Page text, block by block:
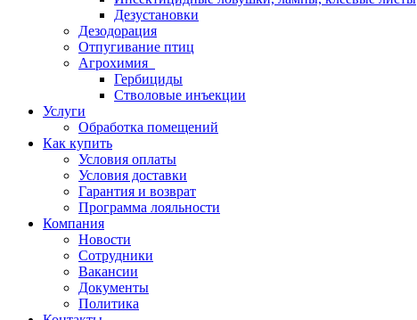
Дезустановки
Дезодорация
Отпугивание птиц
Агрохимия
Гербициды
Стволовые инъекции
Услуги
Обработка помещений
Как купить
Условия оплаты
Условия доставки
Гарантия и возврат
Программа лояльности
Компания
Новости
Сотрудники
Вакансии
Документы
Политика